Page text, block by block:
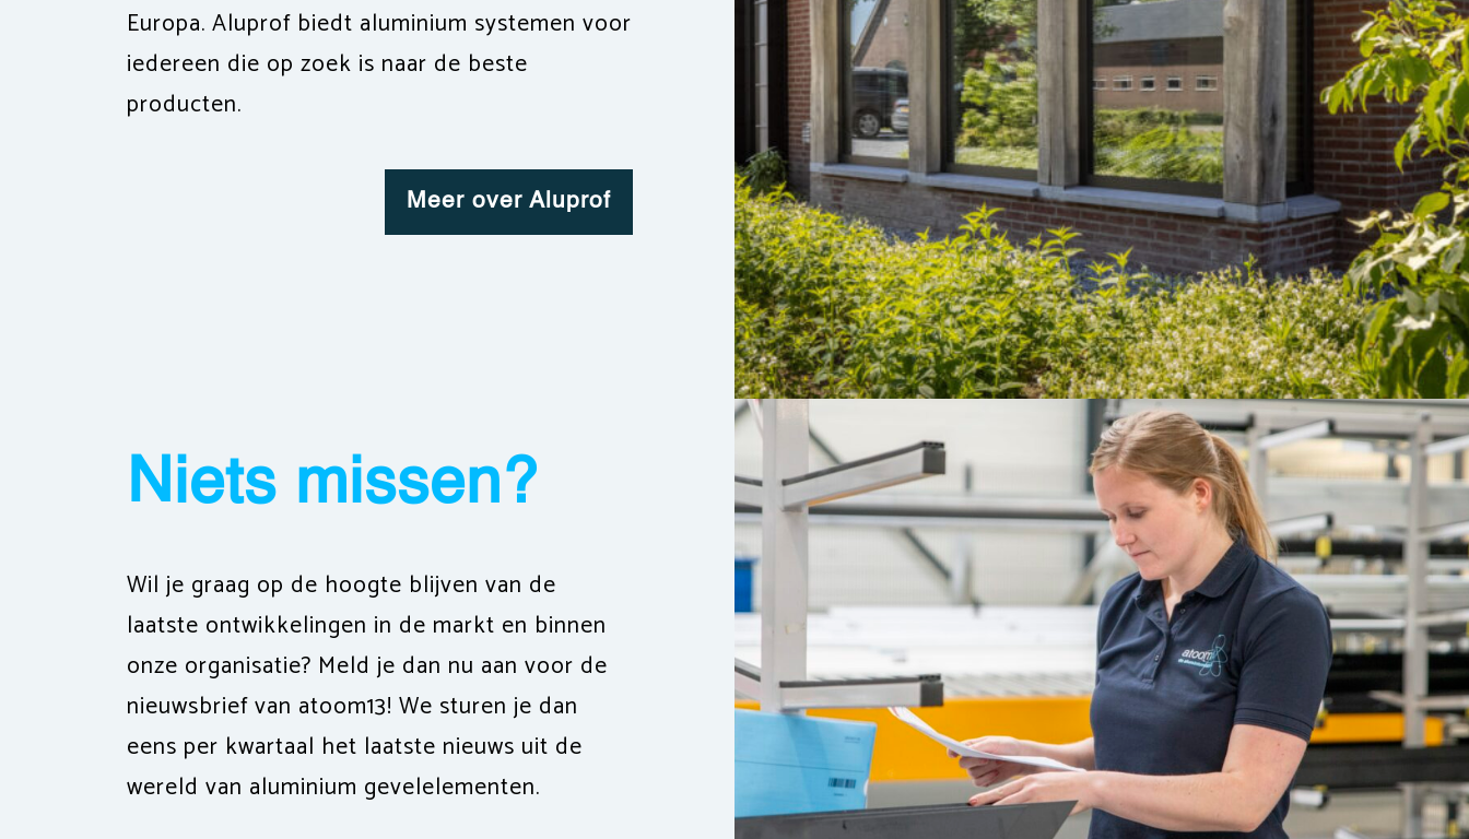
Europa. Aluprof biedt aluminium systemen voor
iedereen die op zoek is naar de beste
producten.
Meer over Aluprof
Niets missen?
Wil je graag op de hoogte blijven van de
laatste ontwikkelingen in de markt en binnen
onze organisatie? Meld je dan nu aan voor de
nieuwsbrief van atoom13! We sturen je dan
eens per kwartaal het laatste nieuws uit de
wereld van aluminium gevelelementen.